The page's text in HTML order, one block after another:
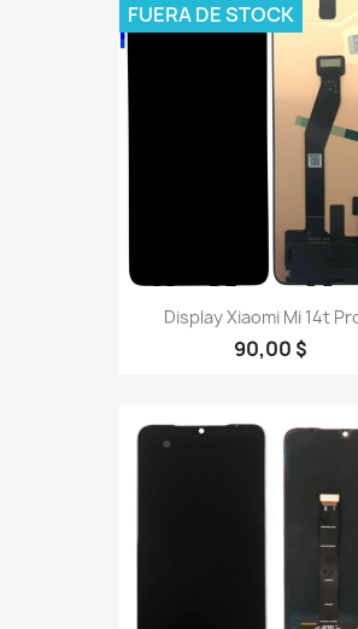
Display Xiaomi Mi 14t
90,00 $
FUERA DE STOCK